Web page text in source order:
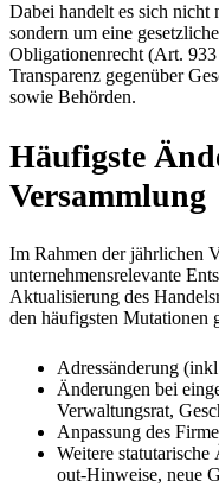
Dabei handelt es sich nicht
sondern um eine
Obligationenrecht (Art.
Transparenz gegenüber
sowie Behörden.
Häufigste
Versammlung
Im Rahmen der jährlichen
unternehmensrelevante
Aktualisierung des
den häufigsten Mutationen
Adressänderung
Änderungen bei
Verwaltungsrat,
Anpassung des
Weitere
out-Hinweise, neue